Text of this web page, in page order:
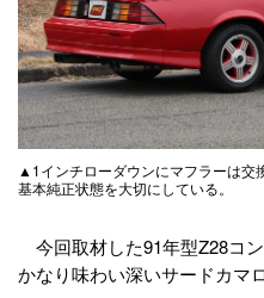
▲1インチローダウンにマフラーは交
基本純正状態を大切にしている。
今回取材した91年型Z28コ
かなり味わい深いサードカマ